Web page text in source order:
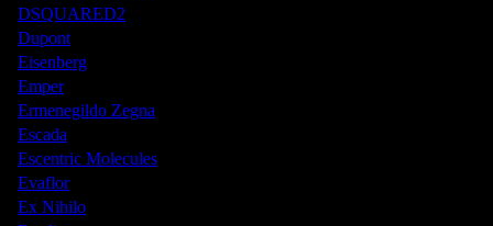
DSQUARED2
Dupont
Eisenberg
Emper
Ermenegildo Zegna
Escada
Escentric Molecules
Evaflor
Ex Nihilo